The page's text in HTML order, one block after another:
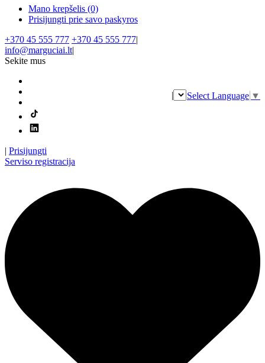
Mano krepšelis (0)
Prisijungti prie savo paskyros
+370 45 555 777 +370 45 555 777|
info@marguciai.lt|
Sekite mus
| Prisijungti
| Select Language ▼
Serviso registracija